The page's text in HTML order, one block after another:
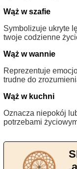
Wąż w szafie
Symbolizuje ukryte
twoje codzienne
Wąż w wannie
Reprezentuje
trudne do
Wąż w kuchni
Oznacza niepokój
potrzebami